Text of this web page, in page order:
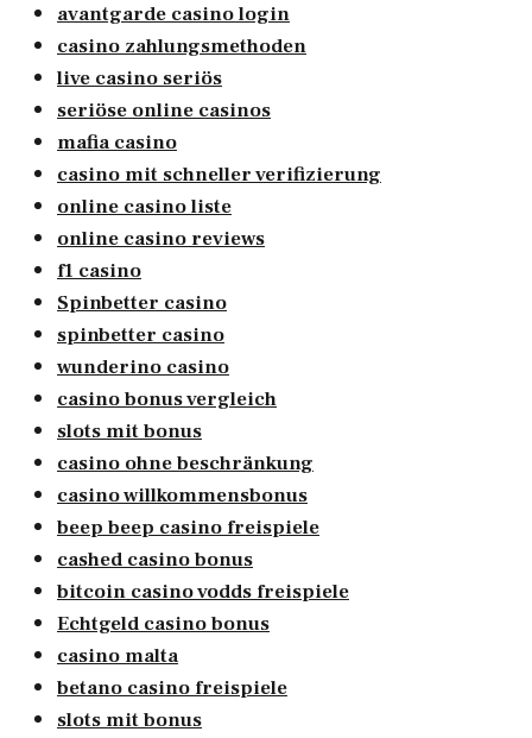
avantgarde casino login
casino zahlungsmethoden
live casino seriös
seriöse online casinos
mafia casino
casino mit schneller verifizierung
online casino liste
online casino reviews
f1 casino
Spinbetter casino
spinbetter casino
wunderino casino
casino bonus vergleich
slots mit bonus
casino ohne beschränkung
casino willkommensbonus
beep beep casino freispiele
cashed casino bonus
bitcoin casino vodds freispiele
Echtgeld casino bonus
casino malta
betano casino freispiele
slots mit bonus